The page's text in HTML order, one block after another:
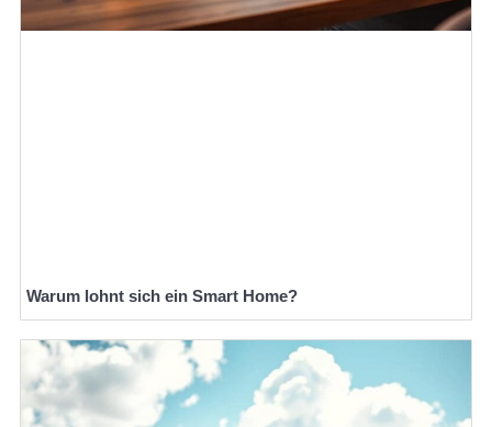
Warum lohnt sich ein Smart Home?